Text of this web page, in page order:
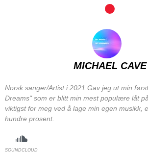
MICHAEL CAVE
Norsk sanger/Artist i 2021 Gav jeg ut min
Dreams" som er blitt min mest populære låt
viktigst for meg ved å lage min egen musikk,
hundre prosent.
SOUNDCLOUD